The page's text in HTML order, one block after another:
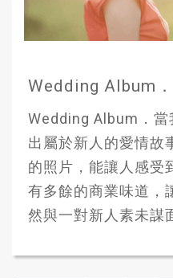
Wedding Album
Wedding Album．當
出屬於新人的愛情故
的照片，能讓人感受
有多餘的商業味道，
然與一對新人素未謀